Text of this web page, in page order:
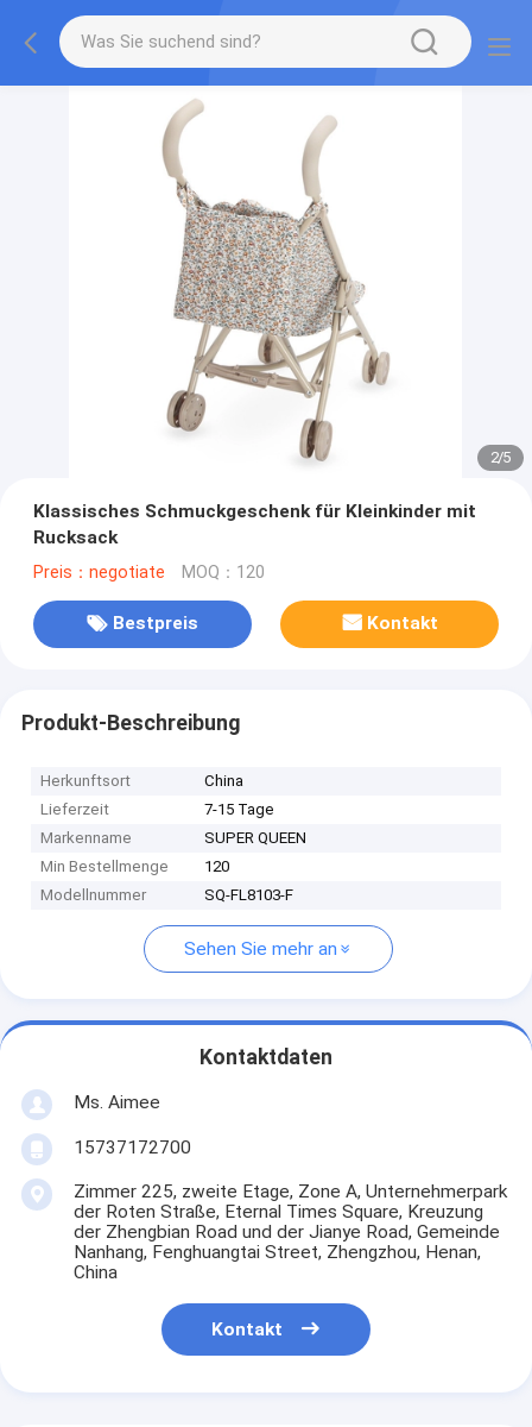
2/5
Klassisches Schmuckgeschenk für Kleinkinder mit
Rucksack
Preis：negotiate MOQ：120
Bestpreis Kontakt
Produkt-Beschreibung
Herkunftsort
China
Lieferzeit
7-15 Tage
Markenname
SUPER QUEEN
Min Bestellmenge
120
Modellnummer
SQ-FL8103-F
Sehen Sie mehr an
Kontaktdaten
Ms. Aimee
15737172700
Zimmer 225, zweite Etage, Zone A, Unternehmerpark
der Roten Straße, Eternal Times Square, Kreuzung
der Zhengbian Road und der Jianye Road, Gemeinde
Nanhang, Fenghuangtai Street, Zhengzhou, Henan,
China
Kontakt